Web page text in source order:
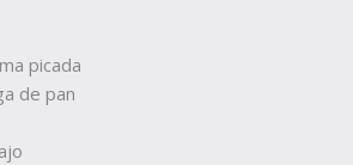
picada
de pan